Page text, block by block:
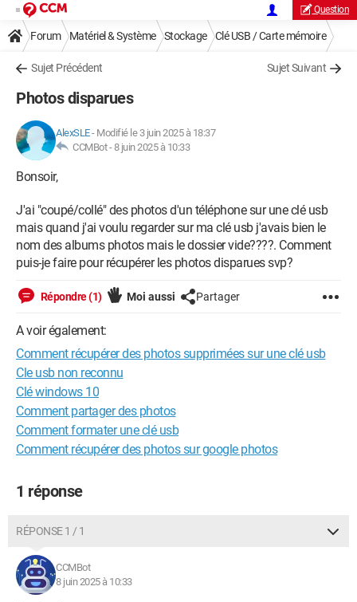
Question
Forum Matériel & Système Stockage Clé USB / Carte mémoire
Sujet Précédent Sujet Suivant
Photos disparues
AlexSLE- Modifié le 3 juin 2025 à 18:37
CCMBot -8 juin 2025 à 10:33
Bonsoir,
J'ai "coupé/collé" des photos d'un téléphone sur une clé usb
mais quand j'ai voulu regarder sur ma clé usb j'avais bien le
nom des albums photos mais le dossier vide????. Comment
puis-je faire pour récupérer les photos disparues svp?
Répondre (1) Moi aussi Partager
A voir également:
Comment récupérer des photos supprimées sur une clé usb
Cle usb non reconnu
Clé windows 10
Comment partager des photos
Comment formater une clé usb
Comment récupérer des photos sur google photos
1 réponse
RÉPONSE 1 / 1
CCMBot
8 juin 2025 à 10:33